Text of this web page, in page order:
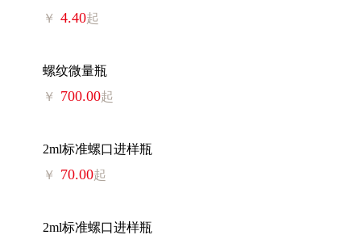
￥ 4.40起
螺纹微量瓶
￥ 700.00起
2ml标准螺口进样瓶
￥ 70.00起
2ml标准螺口进样瓶